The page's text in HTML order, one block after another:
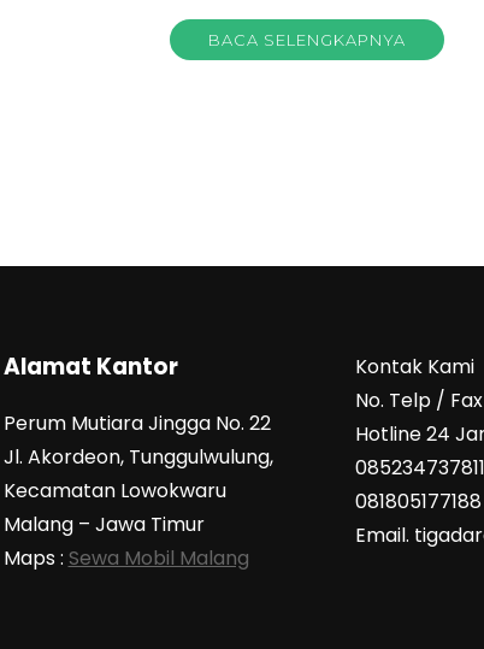
BACA SELENGKAPNYA
Alamat Kantor
Perum Mutiara Jingga No. 22
Jl. Akordeon, Tunggulwulung,
Kecamatan Lowokwaru
Malang – Jawa Timur
Maps : Sewa Mobil Malang
Kontak Kami
No. Telp /
Hotline 24
Email.